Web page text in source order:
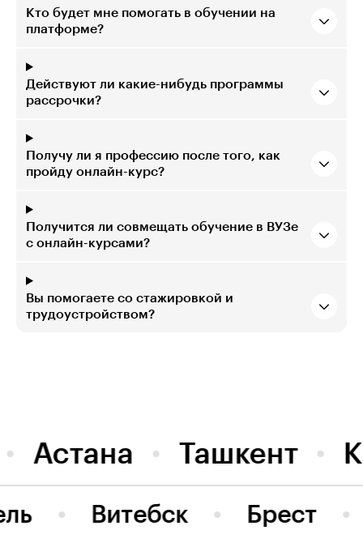
Кто будет мне помогать в обучении на
платформе?
Действуют ли какие-нибудь программы
рассрочки?
Получу ли я профессию после того, как
пройду онлайн-курс?
Получится ли совмещать обучение в ВУЗе
с онлайн-курсами?
Вы помогаете со стажировкой и
трудоустройством?
Астана Ташкент
Брест
Витебск